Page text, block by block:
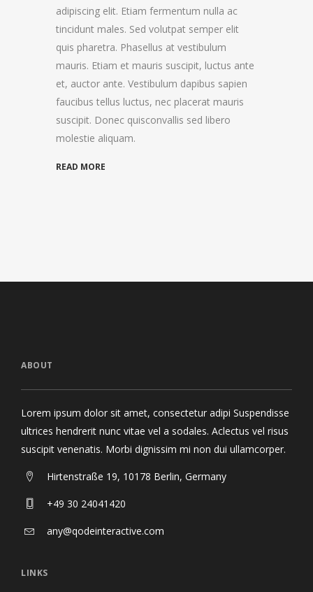
adipiscing elit. Etiam fermentum nulla ac
tincidunt males. Sed volutpat semper elit
quis pharetra. Phasellus at vestibulum
mauris. Etiam et mauris suscipit, luctus ante
et, auctor ante. Vestibulum dapibus sapien
faucibus tellus luctus, nec placerat mauris
suscipit. Donec quisconvallis sed libero
molestie aliquam.
READ MORE
ABOUT
Lorem ipsum dolor sit amet, consectetur adipi Suspendisse
ultrices hendrerit nunc vitae vel a sodales. Aclectus vel risus
suscipit venenatis. Morbi dignissim mi non dui ullamcorper.
Hirtenstraße 19, 10178 Berlin, Germany
+49 30 24041420
any@qodeinteractive.com
LINKS